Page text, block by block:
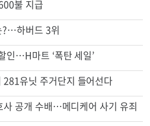
발 영상 파장
불 지급
?…하버드 3위
인…H마트 ‘폭탄 세일’
유닛 주거단지 들어선다